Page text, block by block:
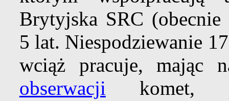
Brytyjska SRC
5 lat. Niespodziewanie
wciąż pracuje, mając
obserwacji komet,